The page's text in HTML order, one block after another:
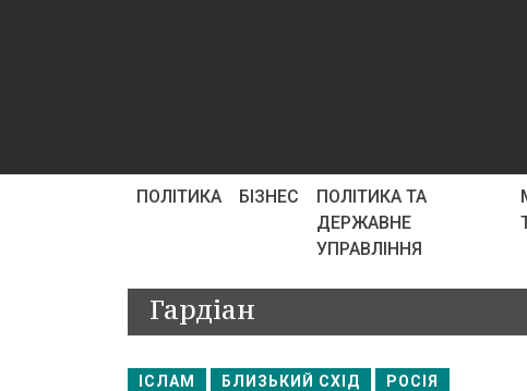
ПОЛІТИКА БІЗНЕС
ПОЛІТИКА ТА
ДЕРЖАВНЕ
УПРАВЛІННЯ
Гардіан
ІСЛАМ БЛИЗЬКИЙ СХІД РОСІЯ